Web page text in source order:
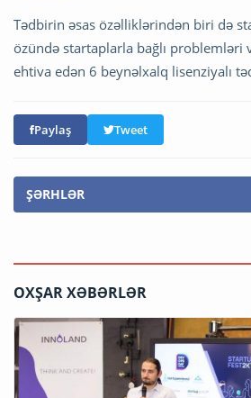
Tədbirin əsas özəlliklərindən biri də
özündə startaplarla bağlı problemləri
ehtiva edən 6 beynəlxalq lisenziyalı
Paylaş Tweet
ŞƏRHLƏR
OXŞAR XƏBƏRLƏR